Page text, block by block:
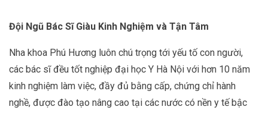
Đội Ngũ Bác Sĩ Giàu Kinh Nghiệm và Tận Tâm
Nha khoa Phú Hương luôn chú trọng tới yếu tố con người,
các bác sĩ đều tốt nghiệp đại học Y Hà Nội với hơn 10 năm
kinh nghiệm làm việc, đầy đủ bằng cấp, chứng chỉ hành
nghề, được đào tạo nâng cao tại các nước có nền y tế bậc